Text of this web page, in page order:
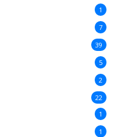
1
7
39
5
2
22
1
1